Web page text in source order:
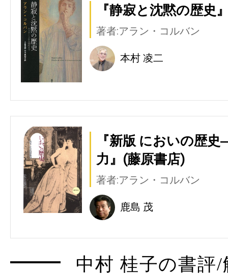
『静寂と沈黙の歴史
著者:アラン・コルバン
本村 凌二
『新版 においの歴
力』(藤原書店)
著者:アラン・コルバン
鹿島 茂
中村 桂子の書評